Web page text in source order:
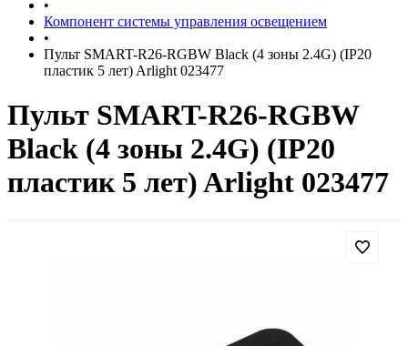
•
Компонент системы управления освещением
•
Пульт SMART-R26-RGBW Black (4 зоны 2.4G) (IP20
пластик 5 лет) Arlight 023477
Пульт SMART-R26-RGBW
Black (4 зоны 2.4G) (IP20
пластик 5 лет) Arlight 023477